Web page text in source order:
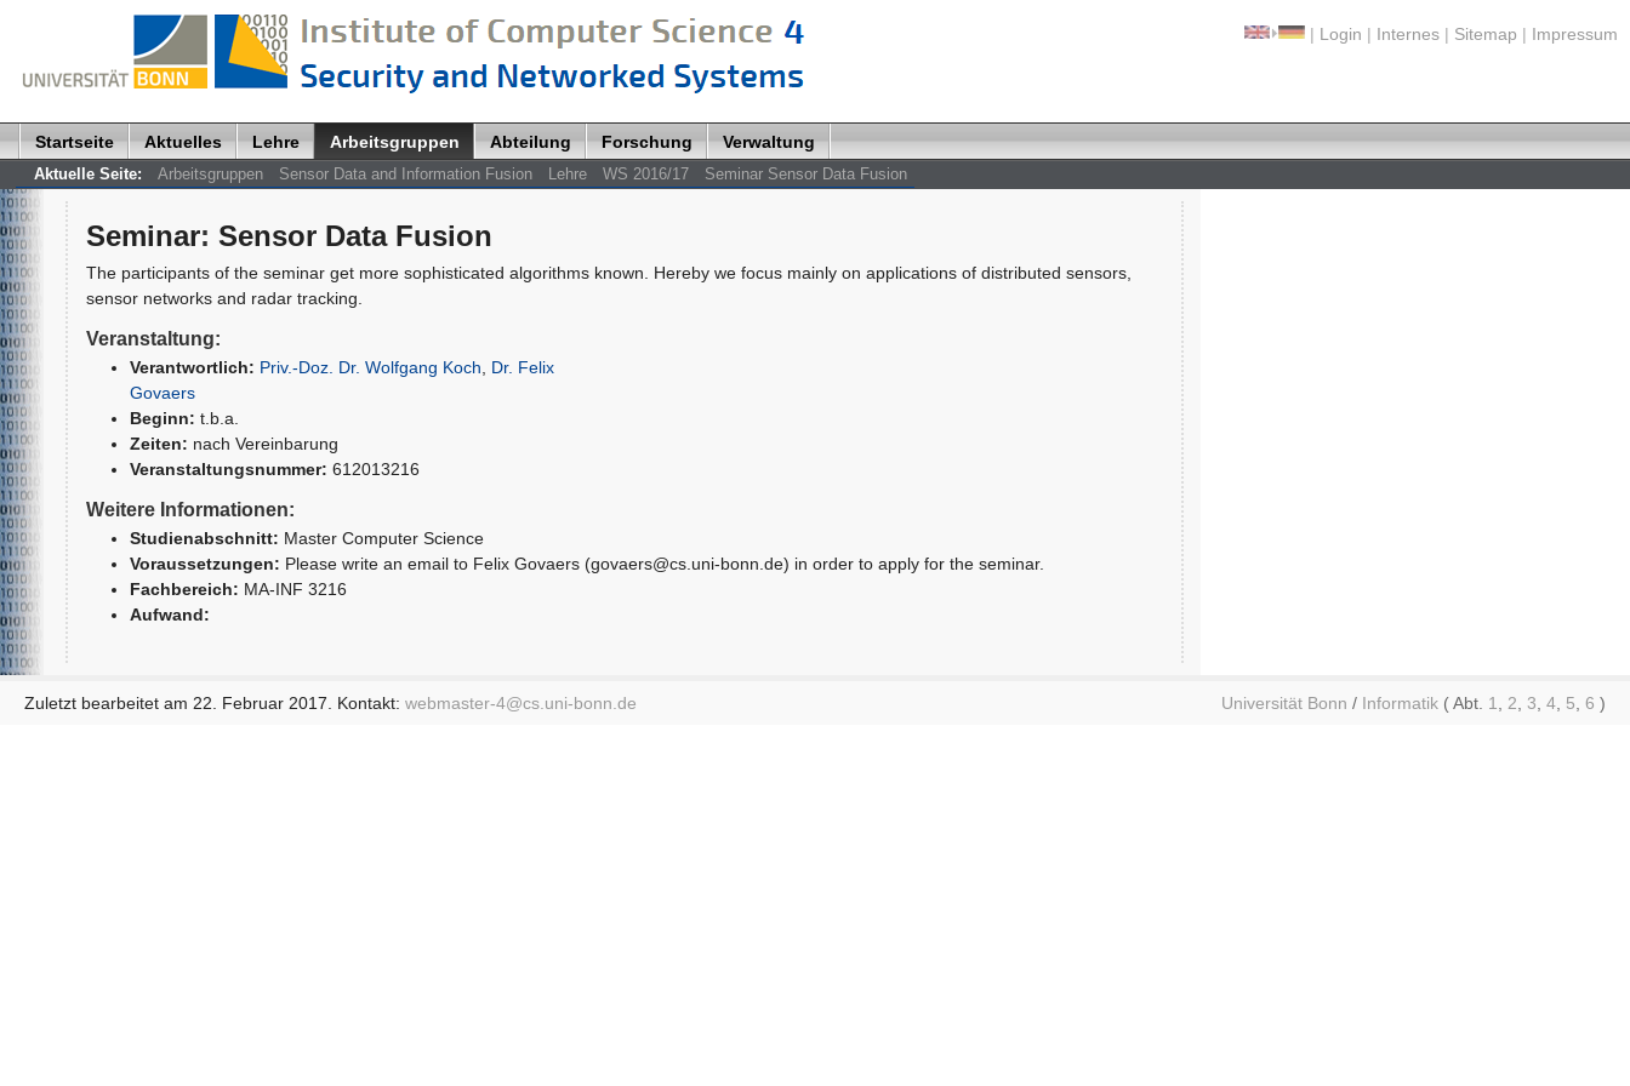
| Login | Internes | Sitemap | Impressum
Startseite Aktuelles Lehre Arbeitsgruppen Abteilung Forschung Verwaltung
Aktuelle Seite: Arbeitsgruppen Sensor Data and Information Fusion Lehre WS 2016/17 Seminar Sensor Data Fusion
Seminar: Sensor Data Fusion
The participants of the seminar get more sophisticated algorithms known. Hereby we focus mainly on applications of distributed sensors,
sensor networks and radar tracking.
Veranstaltung:
Verantwortlich: Priv.-Doz. Dr. Wolfgang Koch
Dr. Felix
Govaers
Beginn: t.b.a.
Zeiten: nach Vereinbarung
Veranstaltungsnummer: 612013216
Weitere Informationen:
Studienabschnitt: Master Computer Science
Voraussetzungen: Please write an email to Felix Govaers (govaers@cs.uni-bonn.de) in order to apply for the seminar.
Fachbereich: MA-INF 3216
Aufwand:
Zuletzt bearbeitet am 22. Februar 2017. Kontakt: webmaster-4@cs.uni-bonn.de Universität Bonn / Informatik ( Abt. 1 2 3 4 5 6 )